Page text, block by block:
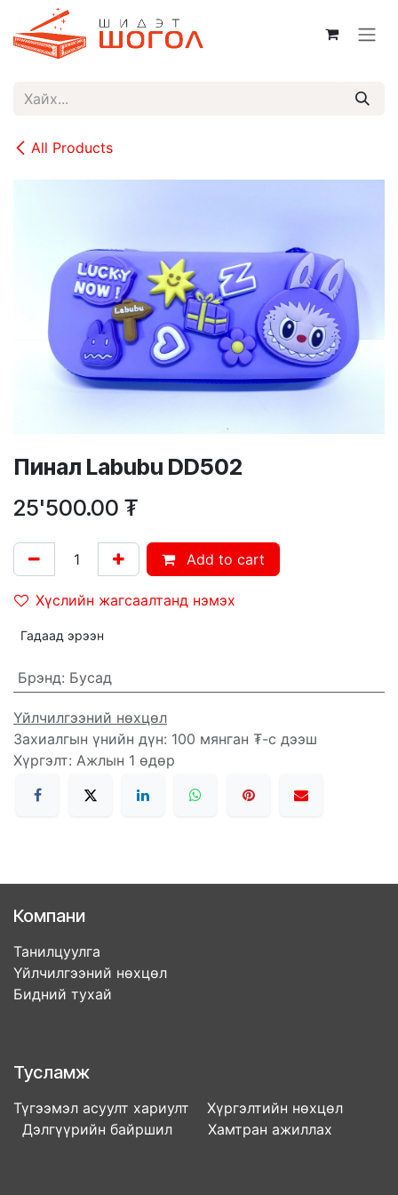
Skip to Content
All Products
Пинал Labubu DD502
25'500.00 ₮
Add to cart
Хүслийн жагсаалтанд нэмэх
Гадаад эрээн
Брэнд: Бусад
Үйлчилгээний нөхцөл
Захиалгын үнийн дүн: 100 мянган ₮-с дээш
Хүргэлт: Ажлын 1 өдөр
Компани
Танилцуулга
Үйлчилгээний нөхцөл
Бидний тухай
Тусламж
Түгээмэл асуулт хариулт Хүргэлтийн нөхцөл
Дэлгүүрийн байршил Хамтран ажиллах